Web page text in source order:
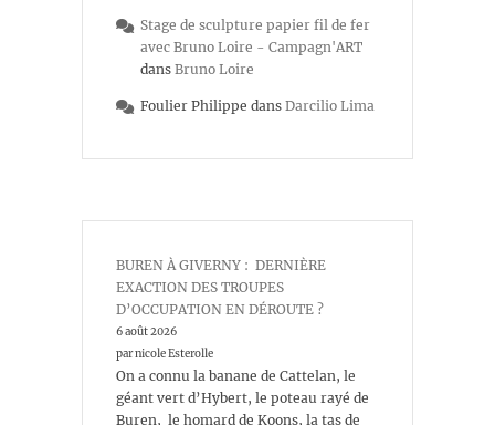
Stage de sculpture papier fil de fer
avec Bruno Loire - Campagn'ART
dans Bruno Loire
Foulier Philippe dans Darcilio Lima
BUREN À GIVERNY : DERNIÈRE
EXACTION DES TROUPES
D’OCCUPATION EN DÉROUTE ?
6 août 2026
par nicole Esterolle
On a connu la banane de Cattelan, le
géant vert d’Hybert, le poteau rayé de
Buren, le homard de Koons, la tas de